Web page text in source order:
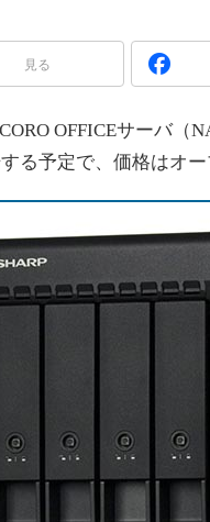
見る
OFFICEサーバ（
る予定で、価格はオー